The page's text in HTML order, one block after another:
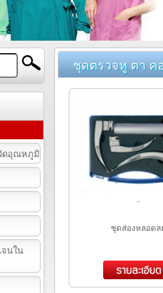
ดอุณหภูมิ
จนใน
ชุดตรวจหู ตา ค
-
ชุดส่องหลอดล